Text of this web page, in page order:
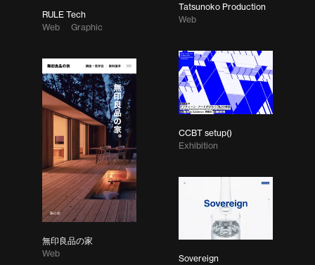
Tatsunoko Production
Web
RULE Tech
Web
Graphic
CCBT setup()
Exhibition
無印良品の家
Web
Sovereign